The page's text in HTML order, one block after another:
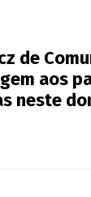
de
aos
neste